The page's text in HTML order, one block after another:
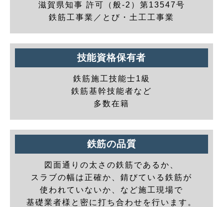
滋賀県知事 許可（般-2）第13547号
鉄筋工事業／とび・土工工事業
技能資格保有者
鉄筋施工技能士1級
鉄筋基幹技能者など
多数在籍
鉄筋の品質
図面通りの太さの鉄筋であるか、
スラブの幅は正確か、錆びている鉄筋が
使われていないか、など施工現場で
基礎業者様と密に打ち合わせを行います。